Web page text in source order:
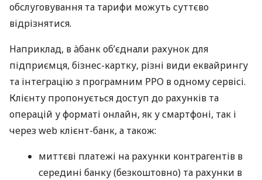
обслуговування та тарифи можуть суттєво
відрізнятися.
Наприклад, в àбанк об’єднали рахунок для
підприємця, бізнес-картку, різні види еквайрингу
та інтеграцію з програмним РРО в одному сервісі.
Клієнту пропонується доступ до рахунків та
операцій у форматі онлайн, як у смартфоні, так і
через web клієнт-банк, а також:
миттєві платежі на рахунки контрагентів в
середині банку (безкоштовно) та рахунки в